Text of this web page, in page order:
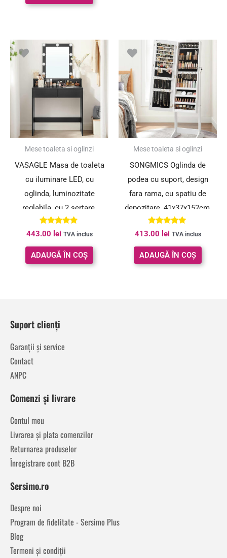
Mese toaleta si oglinzi
VASAGLE Masa de toaleta
cu iluminare LED, cu
oglinda, luminozitate
reglabila, cu 2 sertare,
80x40x145cm, negru
Evaluat la
4.67
din 5
443.00 lei TVA inclus
ADAUGĂ ÎN COȘ
Mese toaleta si oglinzi
SONGMICS Oglinda de
podea cu suport, design
fara rama, cu spatiu de
depozitare, 41x37x152cm,
alb
Evaluat la
5.00
din 5
413.00 lei TVA inclus
ADAUGĂ ÎN COȘ
Suport clienți
Garanții și service
Contact
ANPC
Comenzi și livrare
Contul meu
Livrarea și plata comenzilor
Returnarea produselor
Înregistrare cont B2B
Sersimo.ro
Despre noi
Program de fidelitate - Sersimo Plus
Blog
Termeni și condiții